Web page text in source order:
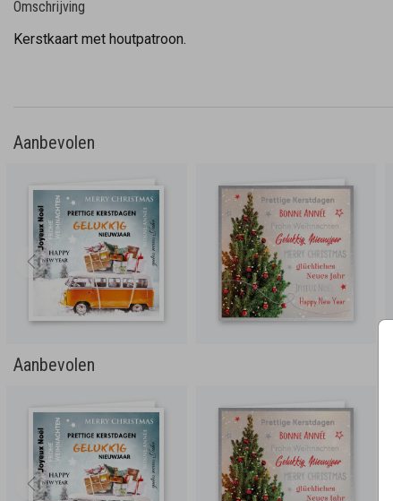
Omschrijving
Kerstkaart met houtpatroon.
Aanbevolen
Aanbevolen